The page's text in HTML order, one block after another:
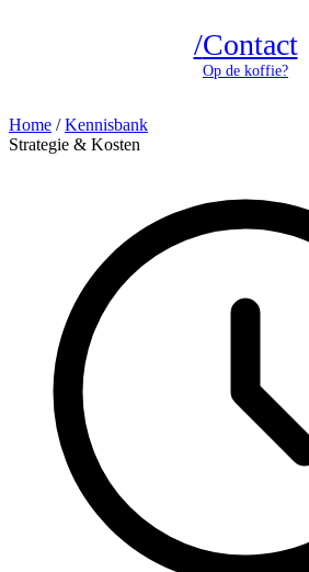
/Contact
Op de koffie?
Home / Kennisbank
Strategie & Kosten